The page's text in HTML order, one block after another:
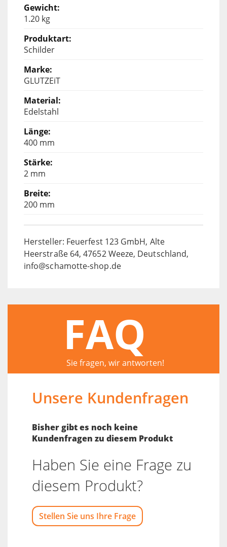
1.20 kg
Schilder
GLUTZEiT
Edelstahl
400 mm
2 mm
200 mm
Hersteller: Feuerfest 123 GmbH, Alte
Heerstraße 64, 47652 Weeze, Deutschland,
info@schamotte-shop.de
FAQ
Sie fragen, wir antworten!
Unsere Kundenfragen
Bisher gibt es noch keine
Kundenfragen zu diesem Produkt
Haben Sie eine Frage zu
diesem Produkt?
Stellen Sie uns Ihre Frage